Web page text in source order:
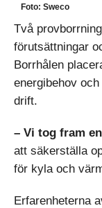
Foto: Sweco
Två
förutsättningar
Borrhålen
energibehov
drift.
– Vi tog fram en
att säkerställa
för kyla och
Erfarenheterna